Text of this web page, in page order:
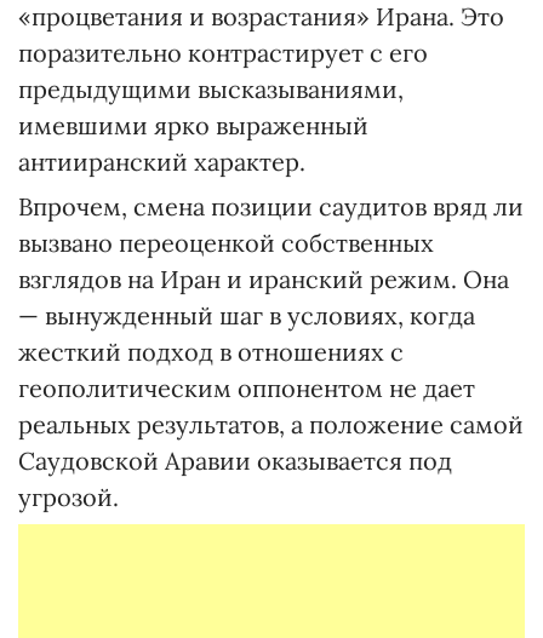
«процветания и возрастания» Ирана. Это
поразительно контрастирует с его
предыдущими высказываниями,
имевшими ярко выраженный
антииранский характер.
Впрочем, смена позиции саудитов вряд ли
вызвано переоценкой собственных
взглядов на Иран и иранский режим. Она
— вынужденный шаг в условиях, когда
жесткий подход в отношениях с
геополитическим оппонентом не дает
реальных результатов, а положение самой
Саудовской Аравии оказывается под
угрозой.